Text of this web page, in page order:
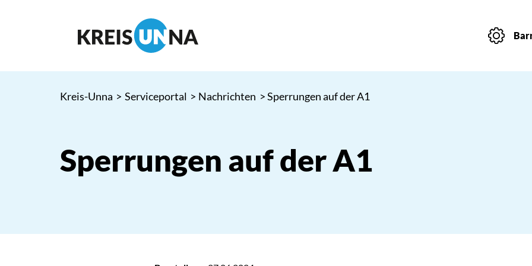
Kreis-Unna > Serviceportal > Nachrichten > Sperrungen auf der A1
Sperrungen auf der A1